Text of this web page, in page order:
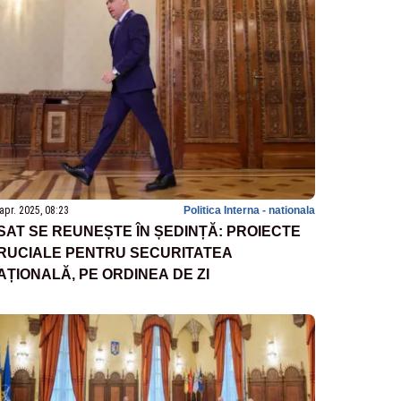
2025, 08:23 Politica Interna - nationala
SE REUNEȘTE ÎN ȘEDINȚĂ: PROIECTE
PENTRU SECURITATEA
PE ORDINEA DE ZI